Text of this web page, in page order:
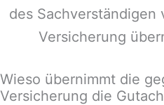
des Sachverständigen
Versicherung
Wieso übernimmt die
Versicherung die